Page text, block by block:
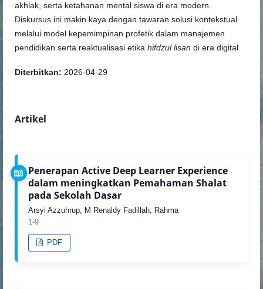
akhlak, serta ketahanan mental siswa di era modern.
Diskursus ini makin kaya dengan tawaran solusi kontekstual
melalui model kepemimpinan profetik dalam manajemen
pendidikan serta reaktualisasi etika hifdzul lisan di era digital
Diterbitkan: 2026-04-29
Artikel
Penerapan Active Deep Learner Experience
dalam meningkatkan Pemahaman Shalat
pada Sekolah Dasar
Arsyi Azzuhrup, M Renaldy Fadillah; Rahma
1-9
PDF